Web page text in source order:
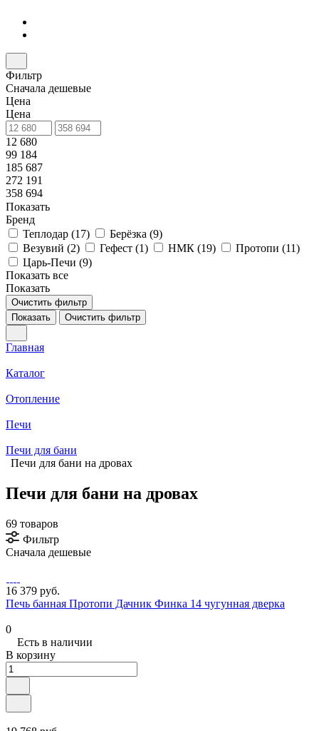
Фильтр
Сначала дешевые
Цена
Цена
12 680
99 184
185 687
272 191
358 694
Показать
Бренд
Теплодар (17) Берёзка (9)
Везувий (2) Гефест (1) НМК (19) Протопи (11)
Царь-Печи (9)
Показать все
Показать
Очистить фильтр
Показать
Очистить фильтр
Главная
Каталог
Отопление
Печи
Печи для бани
Печи для бани на дровах
Печи для бани на дровах
69 товаров
Фильтр
Сначала дешевые
16 379 руб.
Печь банная Протопи Дачник Финка 14 чугунная дверка
0
Есть в наличии
В корзину